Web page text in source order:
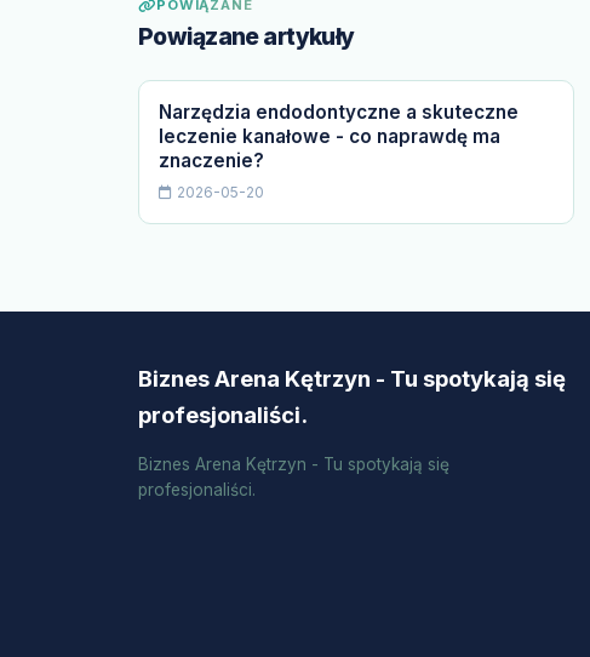
POWIĄZANE
Powiązane artykuły
Narzędzia endodontyczne a skuteczne
leczenie kanałowe - co naprawdę ma
znaczenie?
2026-05-20
Biznes Arena Kętrzyn - Tu spotykają się
profesjonaliści.
Biznes Arena Kętrzyn - Tu spotykają się
profesjonaliści.